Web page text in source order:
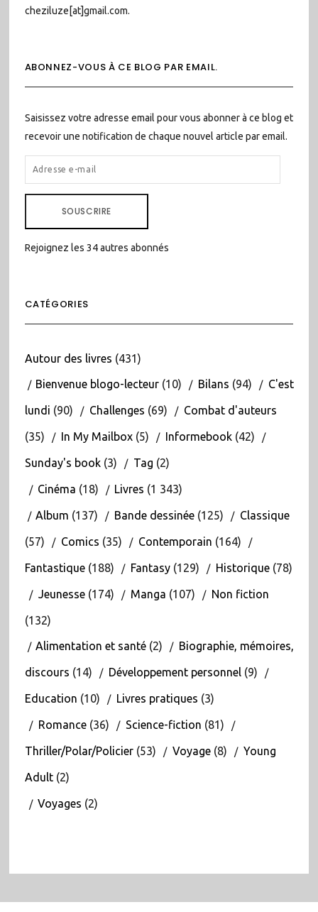
cheziluze[at]gmail.com.
ABONNEZ-VOUS À CE BLOG PAR EMAIL.
Saisissez votre adresse email pour vous abonner à ce blog et
recevoir une notification de chaque nouvel article par email.
ADRESSE
E-
SOUSCRIRE
Rejoignez les 34 autres abonnés
CATÉGORIES
Autour des livres (431)
Bienvenue blogo-lecteur(10) Bilans (94) C'est
lundi (90) Challenges (69) Combat d'auteurs
(35) In My Mailbox(5) Informebook(42)
Sunday's book(3) Tag (2)
Cinéma (18) Livres (1 343)
Album (137) Bande dessinée(125) Classique
(57) Comics (35) Contemporain (164)
Fantastique(188) Fantasy(129) Historique(78)
Jeunesse(174) Manga (107) Non fiction
(132)
Alimentation et santé(2) Biographie, mémoires,
discours (14) Développement personnel(9)
Education (10) Livres pratiques (3)
Romance(36) Science-fiction (81)
Thriller/Polar/Policier(53) Voyage(8) Young
Adult(2)
Voyages (2)